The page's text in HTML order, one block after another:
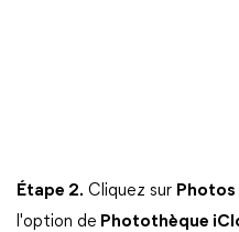
Étape 2. Cliquez sur Photos
l'option de Photothèque